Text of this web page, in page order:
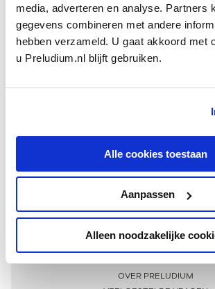
media, adverteren en analyse. Partners
gegevens combineren met andere
hebben verzameld. U gaat akkoord met
u Preludium.nl blijft gebruiken.
Alle cookies toestaan
Aanpassen
Alleen noodzakelijke
Meer informatie
OVER PRELUDIUM